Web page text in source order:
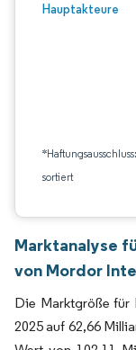
Hauptakteure
sortiert
Marktanalyse
von Mordor
Die Marktgröße für
2025 auf 62,66